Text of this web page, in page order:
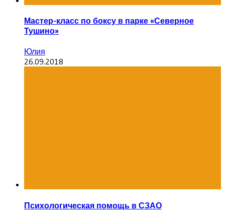
Мастер-класс по боксу в парке «Северное
Тушино»
Юлия
26.09.2018
Психологическая помощь в СЗАО